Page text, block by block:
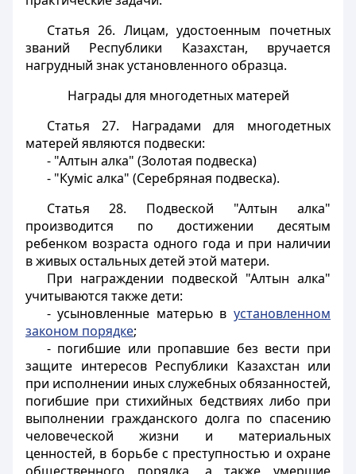
Статья 26. Лицам, удостоенным почетных
званий Республики Казахстан, вручается
нагрудный знак установленного образца.
Награды для многодетных матерей
Статья 27. Наградами для многодетных
матерей являются подвески:
- "Алтын алка" (Золотая подвеска)
- "Кумiс алка" (Серебряная подвеска).
Статья 28. Подвеской "Алтын алка"
производится по достижении десятым
ребенком возраста одного года и при наличии
в живых остальных детей этой матери.
При награждении подвеской "Алтын алка"
учитываются также дети:
- усыновленные матерью в установленном
законом порядке;
- погибшие или пропавшие без вести при
защите интересов Республики Казахстан или
при исполнении иных служебных обязанностей,
погибшие при стихийных бедствиях либо при
выполнении гражданского долга по спасению
человеческой жизни и материальных
ценностей, в борьбе с преступностью и охране